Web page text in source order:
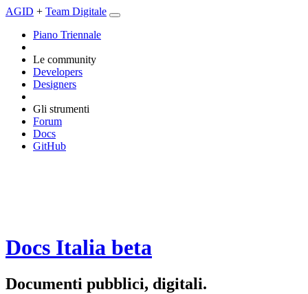
AGID + Team Digitale
Piano Triennale
Le community
Developers
Designers
Gli strumenti
Forum
Docs
GitHub
Docs Italia beta
Documenti pubblici, digitali.